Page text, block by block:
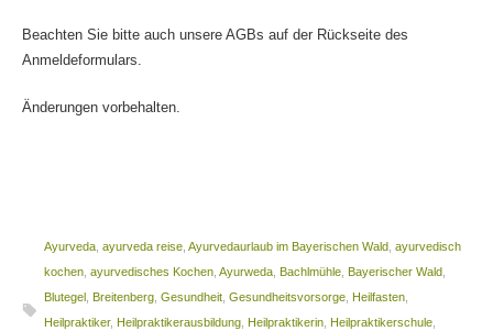
Beachten Sie bitte auch unsere AGBs auf der Rückseite des
Anmeldeformulars.
Änderungen vorbehalten.
Ayurveda, ayurveda reise, Ayurvedaurlaub im Bayerischen Wald, ayurvedisch
kochen, ayurvedisches Kochen, Ayurweda, Bachlmühle, Bayerischer Wald,
Blutegel, Breitenberg, Gesundheit, Gesundheitsvorsorge, Heilfasten,
Heilpraktiker, Heilpraktikerausbildung, Heilpraktikerin, Heilpraktikerschule,